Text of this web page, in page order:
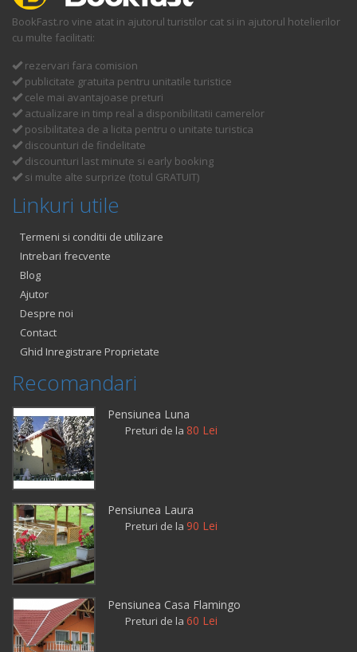
BookFast.ro vine atat in ajutorul turistilor cat si in ajutorul hotelierilor
cu multe facilitati:
rezervari fara comision
publicitate gratuita pentru unitatile turistice
cele mai avantajoase preturi
actualizare in timp real a disponibilitatii camerelor
posibilitatea de a licita pentru o unitate turistica
discounturi de findelitate
discounturi last minute si early booking
si multe alte surprize (totul GRATUIT)
Linkuri utile
Termeni si conditii de utilizare
Intrebari frecvente
Blog
Ajutor
Despre noi
Contact
Ghid Inregistrare Proprietate
Recomandari
Pensiunea Luna
Preturi de la 80 Lei
Pensiunea Laura
Preturi de la 90 Lei
Pensiunea Casa Flamingo
Preturi de la 60 Lei